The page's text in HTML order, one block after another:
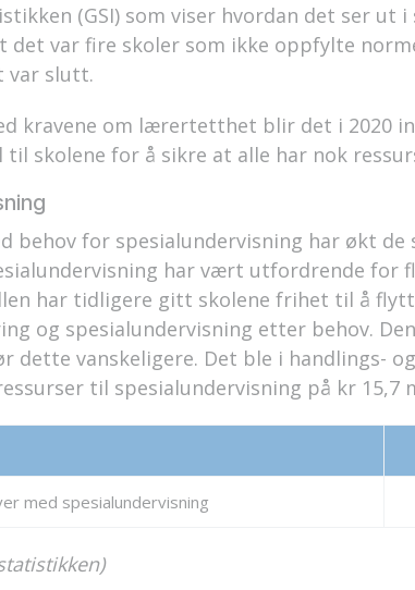
(GSI) som viser hvordan det ser ut
det var fire skoler som ikke oppfylte
var slutt.
kravene om lærertetthet blir det i 2020
skolene for å sikre at alle har nok
behov for spesialundervisning har økt de
har vært utfordrende for
har tidligere gitt skolene frihet til å
og spesialundervisning etter behov.
vanskeligere. Det ble i handlings-
til spesialundervisning på kr 15,7
med spesialundervisning